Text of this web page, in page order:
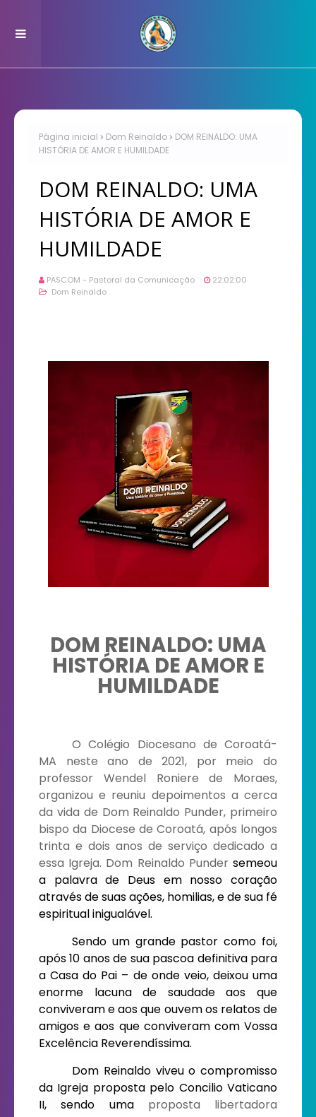
Página inicial Dom Reinaldo
DOM REINALDO: UMA
HISTÓRIA DE AMOR E HUMILDADE
DOM REINALDO: UMA
HISTÓRIA DE AMOR E
HUMILDADE
PASCOM - Pastoral da Comunicação
22:02:00
Dom Reinaldo
DOM REINALDO: UMA
HISTÓRIA DE AMOR E
HUMILDADE
O Colégio Diocesano de Coroatá-
MA neste ano de 2021, por meio do
professor Wendel Roniere de Moraes,
organizou e reuniu depoimentos a cerca
da vida de Dom Reinaldo Punder, primeiro
bispo da Diocese de Coroatá, após longos
trinta e dois anos de serviço dedicado a
essa Igreja. Dom Reinaldo Pundersemeou
a palavra de Deus em nosso coração
através de suas ações, homilias, e de sua fé
espiritual inigualável.
Sendo um grande pastor como foi,
após 10 anos de sua pascoa definitiva para
a Casa do Pai – de onde veio, deixou uma
enorme lacuna de saudade aos que
conviveram e aos que ouvem os relatos de
amigos e aos que conviveram com Vossa
Excelência Reverendíssima.
Dom Reinaldo viveu o compromisso
da Igreja proposta pelo Concilio Vaticano
II, sendo umaproposta libertadora